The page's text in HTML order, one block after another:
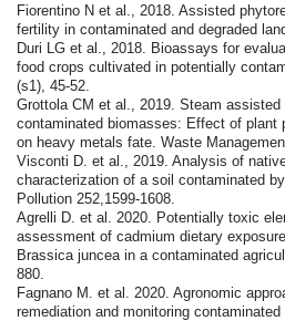
Fiorentino N et al., 2018. Assisted
fertility in contaminated and degraded
Duri LG et al., 2018. Bioassays for
food crops cultivated in potentially
(s1), 45-52.
Grottola CM et al., 2019. Steam
contaminated biomasses: Effect of plant
on heavy metals fate. Waste
Visconti D. et al., 2019. Analysis of
characterization of a soil contaminated
Pollution 252,1599-1608.
Agrelli D. et al. 2020. Potentially toxic
assessment of cadmium dietary
Brassica juncea in a contaminated
880.
Fagnano M. et al. 2020. Agronomic
remediation and monitoring